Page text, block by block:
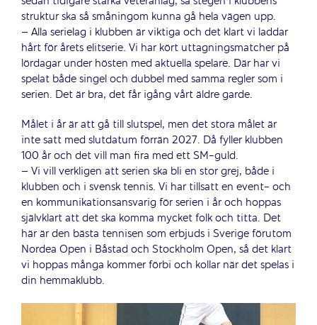
struktur ska så småningom kunna gå hela vägen upp.
– Alla serielag i klubben är viktiga och det klart vi laddar
hårt för årets elitserie. Vi har kört uttagningsmatcher på
lördagar under hösten med aktuella spelare. Där har vi
spelat både singel och dubbel med samma regler som i
serien. Det är bra, det får igång vårt äldre garde.
Målet i år är att gå till slutspel, men det stora målet är
inte satt med slutdatum förrän 2027. Då fyller klubben
100 år och det vill man fira med ett SM-guld.
– Vi vill verkligen att serien ska bli en stor grej, både i
klubben och i svensk tennis. Vi har tillsatt en event- och
en kommunikationsansvarig för serien i år och hoppas
självklart att det ska komma mycket folk och titta. Det
här är den bästa tennisen som erbjuds i Sverige förutom
Nordea Open i Båstad och Stockholm Open, så det klart
vi hoppas många kommer förbi och kollar när det spelas i
din hemmaklubb.